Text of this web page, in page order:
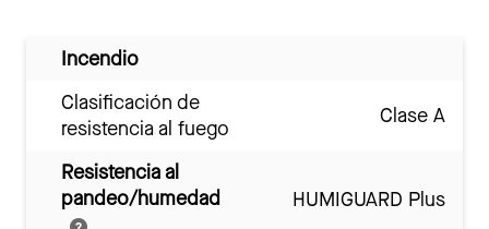
Incendio
Clasificación de
resistencia al fuego
Clase A
Resistencia al
pandeo/humedad
HUMIGUARD Plus